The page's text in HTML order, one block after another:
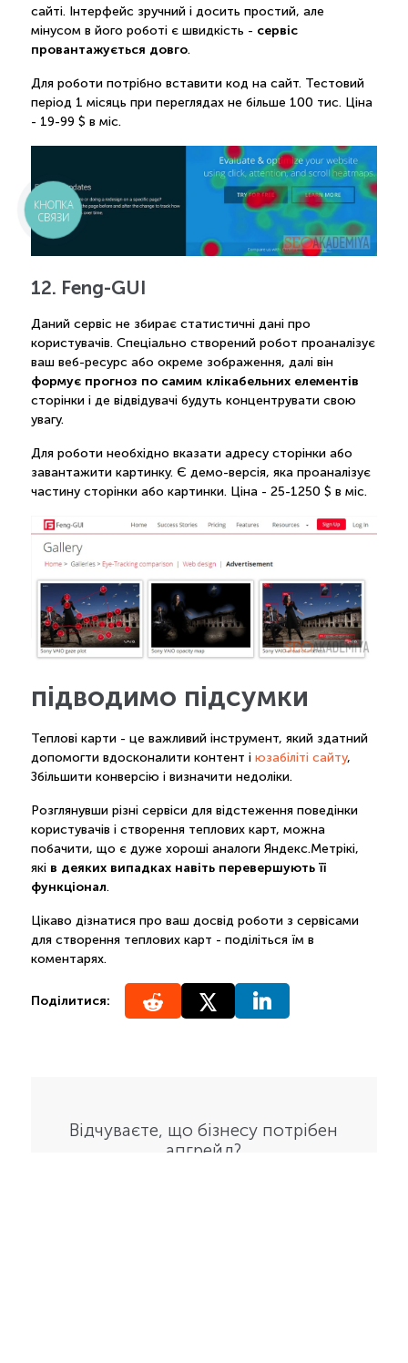
сайті. Інтерфейс зручний і досить простий, але
мінусом в його роботі є швидкість - сервіс
провантажується довго.
Для роботи потрібно вставити код на сайт. Тестовий
період 1 місяць при переглядах не більше 100 тис. Ціна
- 19-99 $ в міс.
12. Feng-GUI
Даний сервіс не збирає статистичні дані про
користувачів. Спеціально створений робот проаналізує
ваш веб-ресурс або окреме зображення, далі він
формує прогноз по самим клікабельних елементів
сторінки і де відвідувачі будуть концентрувати свою
увагу.
Для роботи необхідно вказати адресу сторінки або
завантажити картинку. Є демо-версія, яка проаналізує
частину сторінки або картинки. Ціна - 25-1250 $ в міс.
підводимо підсумки
Теплові карти - це важливий інструмент, який здатний
допомогти вдосконалити контент і юзабіліті сайту,
Збільшити конверсію і визначити недоліки.
Розглянувши різні сервіси для відстеження поведінки
користувачів і створення теплових карт, можна
побачити, що є дуже хороші аналоги Яндекс.Метрікі,
які в деяких випадках навіть перевершують її
функціонал.
Цікаво дізнатися про ваш досвід роботи з сервісами
для створення теплових карт - поділіться їм в
коментарях.
Поділитися:
Відчуваєте, що бізнесу потрібен
апгрейд?
КНОПКА
СВЯЗИ